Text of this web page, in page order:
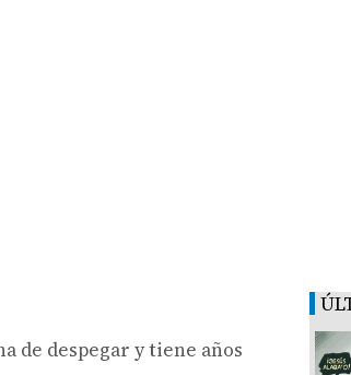
de despegar y tiene años